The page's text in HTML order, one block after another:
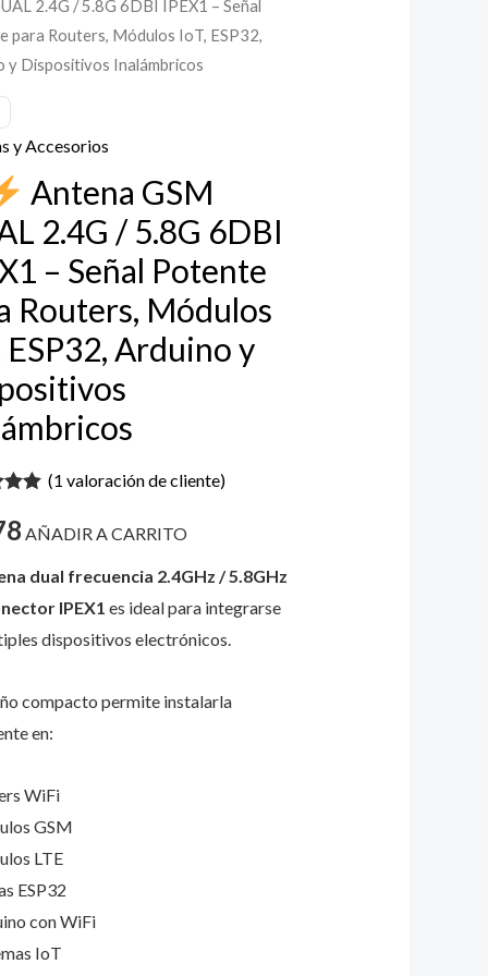
2.4G / 5.8G 6DBI IPEX1 – Señal
para Routers, Módulos IoT, ESP32,
y Dispositivos Inalámbricos
y Accesorios
Antena GSM
2.4G / 5.8G 6DBI
– Señal Potente
Routers, Módulos
ESP32, Arduino y
en
(1 valoración de cliente)
AÑADIR A CARRITO
dual frecuencia 2.4GHz / 5.8GHz
IPEX1 es ideal para integrarse
dispositivos electrónicos.
compacto permite instalarla
en:
WiFi
GSM
LTE
ESP32
con WiFi
IoT